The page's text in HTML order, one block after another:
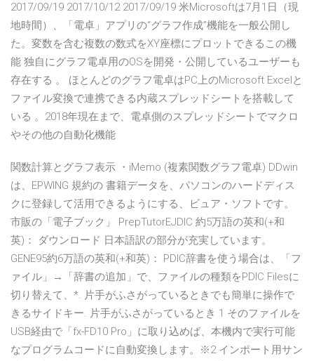
2017/09/19 2017/10/12 2017/09/19 米Microsoftは7月1日（現
地時間）、「電卓」アプリの“グラフ作成”機能を一般公開し
た。変数を含む複数の数式をXY座標にプロットできるこの機
能 独自にグラフ電卓用のOSを開発・公開しているユーザーも
存在する 。 ほとんどのグラフ電卓はPC上のMicrosoft Excelと
ファイル変換で連携できる内蔵スプレッドシートを搭載して
いる 。2018年現在まで、電卓側のスプレッドシートでマクロ
やその他の自動化機能
関数計算とグラフ表示 ・iMemo (複素関数グラフ電卓) DDwin
は、EPWING 規約の 書籍データを、パソコンのハードディス
クに登録して活用できるようにする、ビュア・ソフトです。
市販の「電子ブック」 PrepTutorEJDIC 約5万語の英和(+和
英)： ダウンロード 日本語訳の部分が充実しています。
GENE95約6万語の英和(+和英)： PDIC辞書を使う場合は、「フ
ァイル」→「辞書の追加」で、ファイルの種類をPDIC Filesに
切り替えて、*. 片手がふさがっているときでも簡単に操作で
きるサイドキー. 片手がふさがっているとき 1 そのファイルを
USB経由で「fx-FD10 Pro」に取り込めば、本機内で実行可能
なプログラムコードに自動変換します。※2 インポート用サン